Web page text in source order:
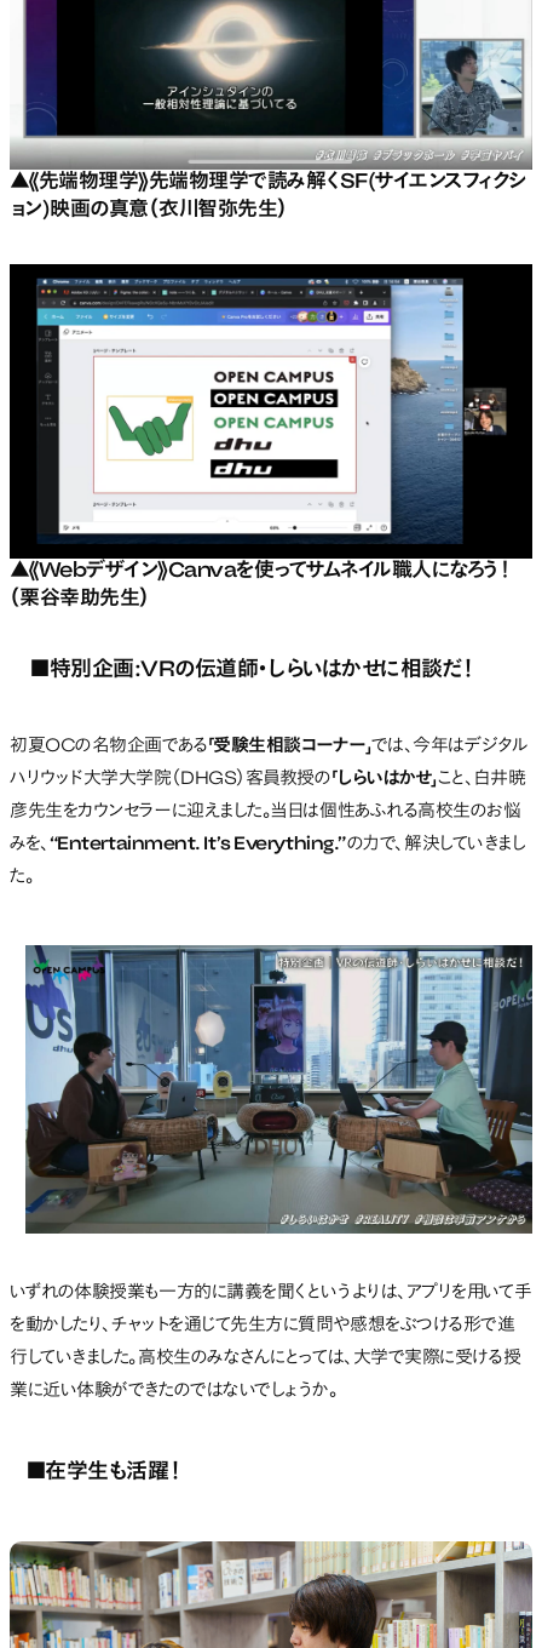
▲《先端物理学》先端物理学で読み解くSF(サイエンスフィクシ
ョン)映画の真意（衣川智弥先生）
▲《Webデザイン》Canvaを使ってサムネイル職人になろう！
（栗谷幸助先生）
■特別企画:VRの伝道師・しらいはかせに相談だ！
初夏OCの名物企画である「受験生相談コーナー」では、今年はデジタル
ハリウッド大学大学院（DHGS）客員教授の「しらいはかせ」こと、白井暁
彦先生をカウンセラーに迎えました。当日は個性あふれる高校生のお悩
みを、 “Entertainment. It’s Everything.”の力で、解決していきまし
た。
いずれの体験授業も一方的に講義を聞くというよりは、アプリを用いて手
を動かしたり、チャットを通じて先生方に質問や感想をぶつける形で進
行していきました。高校生のみなさんにとっては、大学で実際に受ける授
業に近い体験ができたのではないでしょうか。
■在学生も活躍！